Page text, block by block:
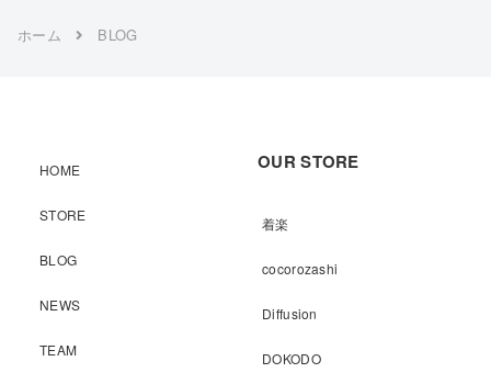
ホーム BLOG
HOME
STORE
BLOG
NEWS
TEAM
OUR STORE
着楽
cocorozashi
Diffusion
DOKODO